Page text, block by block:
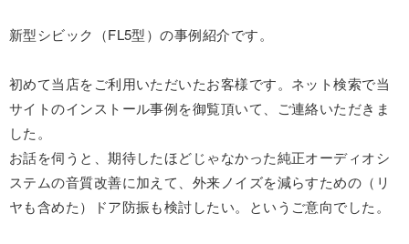
新型シビック（FL5型）の事例紹介です。
初めて当店をご利用いただいたお客様です。ネット検索で当
サイトのインストール事例を御覧頂いて、ご連絡いただきま
した。
お話を伺うと、期待したほどじゃなかった純正オーディオシ
ステムの音質改善に加えて、外来ノイズを減らすための（リ
ヤも含めた）ドア防振も検討したい。というご意向でした。